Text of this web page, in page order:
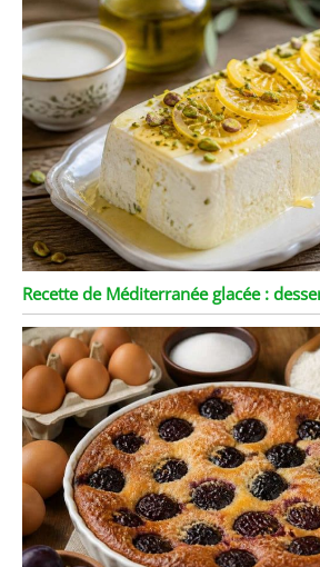
Recette de Méditerranée glacée :